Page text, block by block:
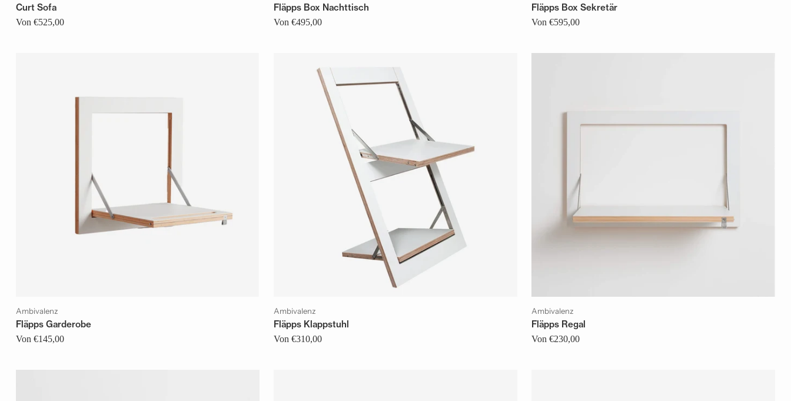
Curt Sofa
Von €525,00
Fläpps Box Nachttisch
Von €495,00
Fläpps Box Sekretär
Von €595,00
Ambivalenz
Fläpps Garderobe
Von €145,00
Ambivalenz
Fläpps Klappstuhl
Von €310,00
Ambivalenz
Fläpps Regal
Von €230,00